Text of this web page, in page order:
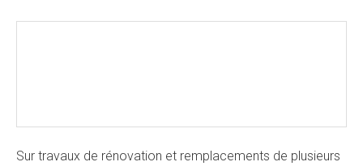
Sur travaux de rénovation et remplacements de plusieurs